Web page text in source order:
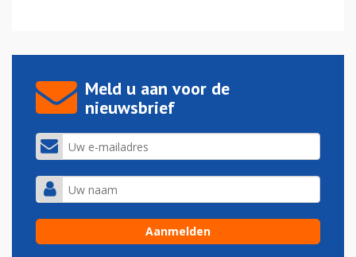
Meld u aan voor de
nieuwsbrief